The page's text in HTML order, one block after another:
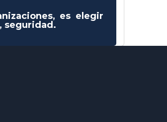
es elegir
seguridad.